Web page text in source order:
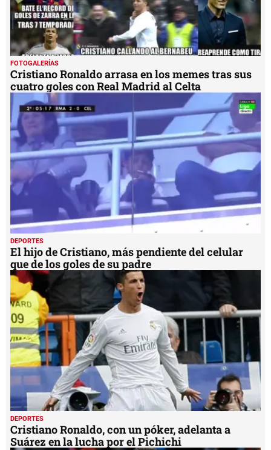
FOTOGALERÍAS
Cristiano Ronaldo arrasa en los memes tras sus
cuatro goles con Real Madrid al Celta
DEPORTES
El hijo de Cristiano, más pendiente del celular
que de los goles de su padre
DEPORTES
Cristiano Ronaldo, con un póker, adelanta a
Suárez en la lucha por el Pichichi